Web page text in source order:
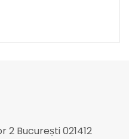
București 021412